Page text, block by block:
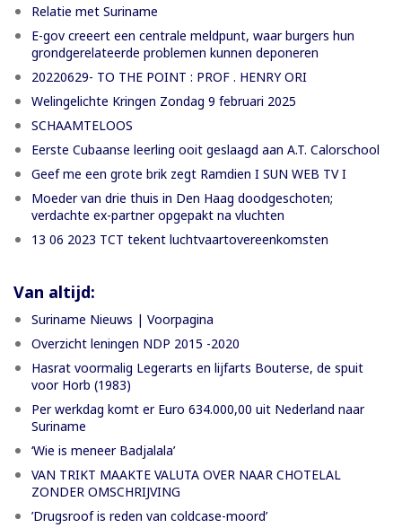
Relatie met Suriname
E-gov creeert een centrale meldpunt, waar burgers hun
grondgerelateerde problemen kunnen deponeren
20220629- TO THE POINT : PROF . HENRY ORI
Welingelichte Kringen Zondag 9 februari 2025
SCHAAMTELOOS
Eerste Cubaanse leerling ooit geslaagd aan A.T. Calorschool
Geef me een grote brik zegt Ramdien I SUN WEB TV I
Moeder van drie thuis in Den Haag doodgeschoten;
verdachte ex-partner opgepakt na vluchten
13 06 2023 TCT tekent luchtvaartovereenkomsten
Van altijd:
Suriname Nieuws | Voorpagina
Overzicht leningen NDP 2015 -2020
Hasrat voormalig Legerarts en lijfarts Bouterse, de spuit
voor Horb (1983)
Per werkdag komt er Euro 634.000,00 uit Nederland naar
Suriname
‘Wie is meneer Badjalala’
VAN TRIKT MAAKTE VALUTA OVER NAAR CHOTELAL
ZONDER OMSCHRIJVING
’Drugsroof is reden van coldcase-moord’